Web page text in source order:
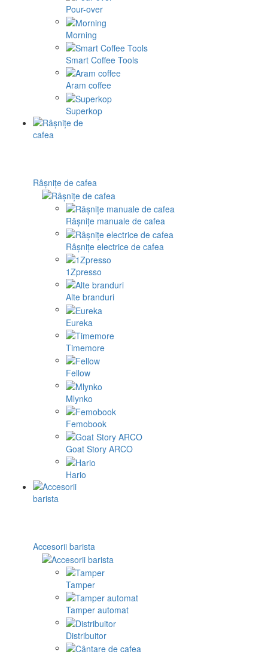
Pour-over
Morning
Smart Coffee Tools
Aram coffee
Superkop
Râșnițe de cafea
Râșnițe manuale de cafea
Râșnițe electrice de cafea
1Zpresso
Alte branduri
Eureka
Timemore
Fellow
Mlynko
Femobook
Goat Story ARCO
Hario
Accesorii barista
Tamper
Tamper automat
Distribuitor